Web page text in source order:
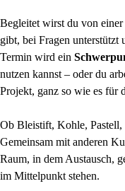
Begleitet wirst du von einer
gibt, bei Fragen unterstützt
Termin wird ein
nutzen kannst – oder du
Projekt, ganz so wie es für
Ob Bleistift, Kohle,
Gemeinsam mit anderen
Raum, in dem Austausch,
im Mittelpunkt stehen.